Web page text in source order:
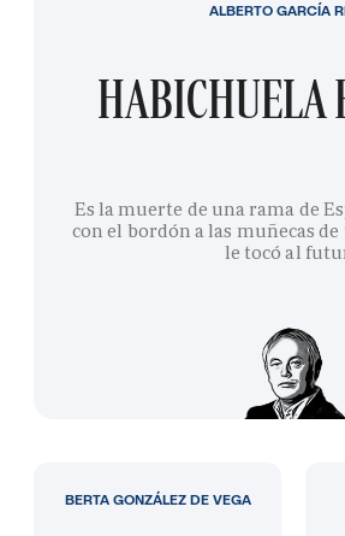
HABICHUELA
Es la muerte de una rama de
con el bordón a las muñecas
le tocó al
ALBERTO GARCÍA
BERTA GONZÁLEZ DE VEGA